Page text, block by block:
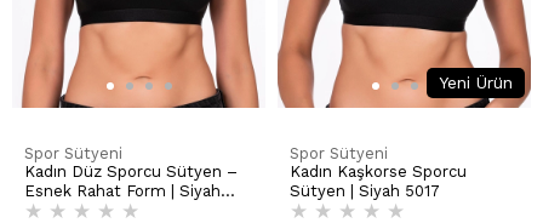
Spor Sütyeni
Kadın Düz Sporcu Sütyen –
Esnek Rahat Form | Siyah
5016
★ ★ ★ ★ ★
Spor Sütyeni
Kadın Kaşkorse Sporcu
Sütyen | Siyah 5017
★ ★ ★ ★ ★
Yeni Ürün